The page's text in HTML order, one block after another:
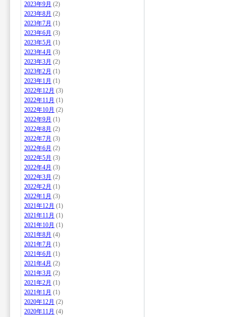
2023年9月 (2)
2023年8月 (2)
2023年7月 (1)
2023年6月 (3)
2023年5月 (1)
2023年4月 (3)
2023年3月 (2)
2023年2月 (1)
2023年1月 (1)
2022年12月 (3)
2022年11月 (1)
2022年10月 (2)
2022年9月 (1)
2022年8月 (2)
2022年7月 (3)
2022年6月 (2)
2022年5月 (3)
2022年4月 (3)
2022年3月 (2)
2022年2月 (1)
2022年1月 (3)
2021年12月 (1)
2021年11月 (1)
2021年10月 (1)
2021年8月 (4)
2021年7月 (1)
2021年6月 (1)
2021年4月 (2)
2021年3月 (2)
2021年2月 (1)
2021年1月 (1)
2020年12月 (2)
2020年11月 (4)